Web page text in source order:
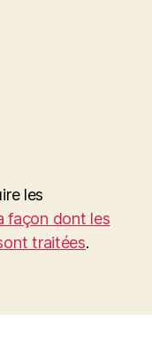
les
façon dont les
traitées.